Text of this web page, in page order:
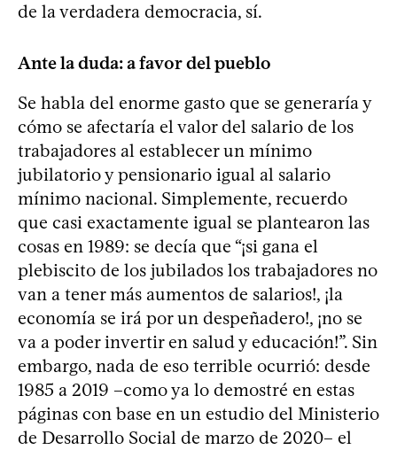
de la verdadera democracia, sí.
Ante la duda: a favor del pueblo
Se habla del enorme gasto que se generaría y
cómo se afectaría el valor del salario de los
trabajadores al establecer un mínimo
jubilatorio y pensionario igual al salario
mínimo nacional. Simplemente, recuerdo
que casi exactamente igual se plantearon las
cosas en 1989: se decía que “¡si gana el
plebiscito de los jubilados los trabajadores no
van a tener más aumentos de salarios!, ¡la
economía se irá por un despeñadero!, ¡no se
va a poder invertir en salud y educación!”. Sin
embargo, nada de eso terrible ocurrió: desde
1985 a 2019 –como ya lo demostré en estas
páginas con base en un estudio del Ministerio
de Desarrollo Social de marzo de 2020– el